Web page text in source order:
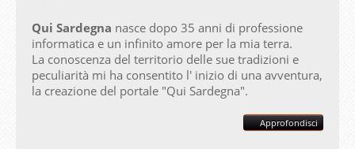
Qui Sardegna nasce dopo 35 anni di professione
informatica e un infinito amore per la mia terra.
La conoscenza del territorio delle sue tradizioni e
peculiarità mi ha consentito l' inizio di una avventura,
la creazione del portale "Qui Sardegna".
Approfondisci